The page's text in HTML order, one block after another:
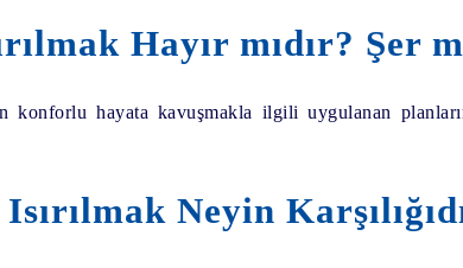
Hayır mıdır? Şer
konforlu hayata kavuşmakla ilgili uygulanan
Neyin